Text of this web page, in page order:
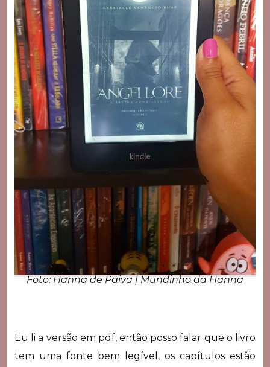
Foto: Hanna de Paiva | Mundinho da Hanna
Eu li a versão em pdf, então posso falar que o livro
tem uma fonte bem legível, os capítulos estão